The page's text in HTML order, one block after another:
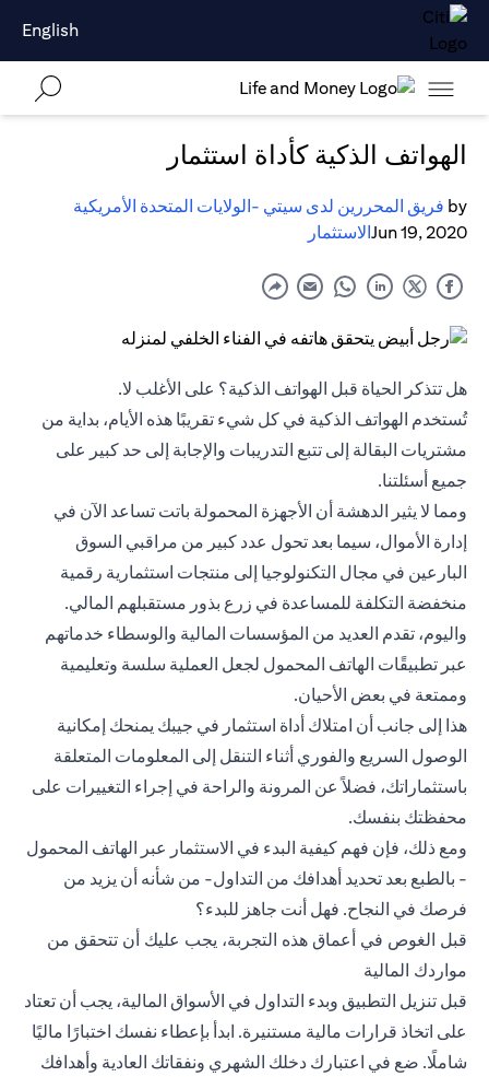
English
الهواتف الذكية كأداة استثمار
by فريق المحررين لدى سيتي -الولايات المتحدة الأمريكية
Jun 19, 2020الاستثمار
هل تتذكر الحياة قبل الهواتف الذكية؟ على الأغلب لا.
تُستخدم الهواتف الذكية في كل شيء تقريبًا هذه الأيام، بداية من
مشتريات البقالة إلى تتبع التدريبات والإجابة إلى حد كبير على
جميع أسئلتنا.
ومما لا يثير الدهشة أن الأجهزة المحمولة باتت تساعد الآن في
إدارة الأموال، سيما بعد تحول عدد كبير من مراقبي السوق
البارعين في مجال التكنولوجيا إلى منتجات استثمارية رقمية
منخفضة التكلفة للمساعدة في زرع بذور مستقبلهم المالي.
واليوم، تقدم العديد من المؤسسات المالية والوسطاء خدماتهم
عبر تطبيقًات الهاتف المحمول لجعل العملية سلسة وتعليمية
وممتعة في بعض الأحيان.
هذا إلى جانب أن امتلاك أداة استثمار في جيبك يمنحك إمكانية
الوصول السريع والفوري أثناء التنقل إلى المعلومات المتعلقة
باستثماراتك، فضلاً عن المرونة والراحة في إجراء التغييرات على
محفظتك بنفسك.
ومع ذلك، فإن فهم كيفية البدء في الاستثمار عبر الهاتف المحمول
- بالطبع بعد تحديد أهدافك من التداول- من شأنه أن يزيد من
فرصك في النجاح. فهل أنت جاهز للبدء؟
قبل الغوص في أعماق هذه التجربة، يجب عليك أن تتحقق من
مواردك المالية
قبل تنزيل التطبيق وبدء التداول في الأسواق المالية، يجب أن تعتاد
على اتخاذ قرارات مالية مستنيرة. ابدأ بإعطاء نفسك اختبارًا ماليًا
شاملًا. ضع في اعتبارك دخلك الشهري ونفقاتك العادية وأهدافك